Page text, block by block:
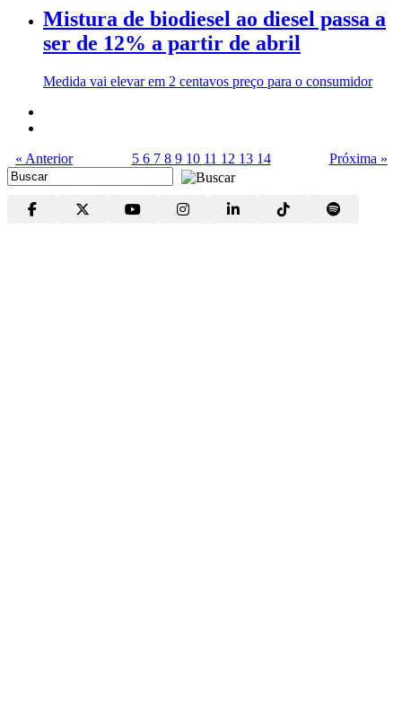
Mistura de biodiesel ao diesel passa a
ser de 12% a partir de abril
Medida vai elevar em 2 centavos preço para o consumidor
« Anterior 5 6 7 8 9 10 11 12 13 14 Próxima »